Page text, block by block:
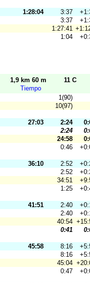
1:28:04 3:37
3:37
1:27:41
1:04
1,9 km 60 m
11 C
Tiempo
1(90)
10(97)
27:03 2:24
2:24
24:58
0:46
36:10 2:52
2:52
34:51
1:25
41:51 2:40
2:40
40:54
0:41
45:58 8:16
8:16
45:04
0:47